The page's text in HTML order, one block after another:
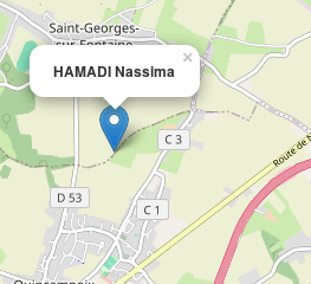
HAMADI Nassima
×